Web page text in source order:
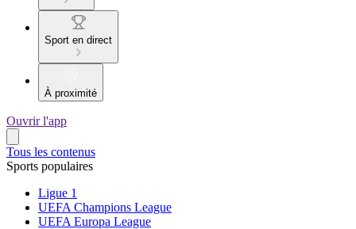
Sport en direct
À proximité
Ouvrir l'app
Tous les contenus
Sports populaires
Ligue 1
UEFA Champions League
UEFA Europa League